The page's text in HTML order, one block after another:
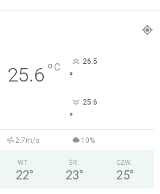
25.6 °C 26.5
°
25.6
°
2.7m/s 10%
WT.
22°
ŚR.
23°
CZW.
25°